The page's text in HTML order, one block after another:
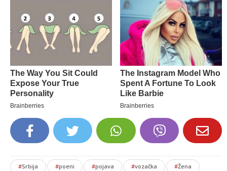
#Srbija #poeni #pojava #vozačka #Žena